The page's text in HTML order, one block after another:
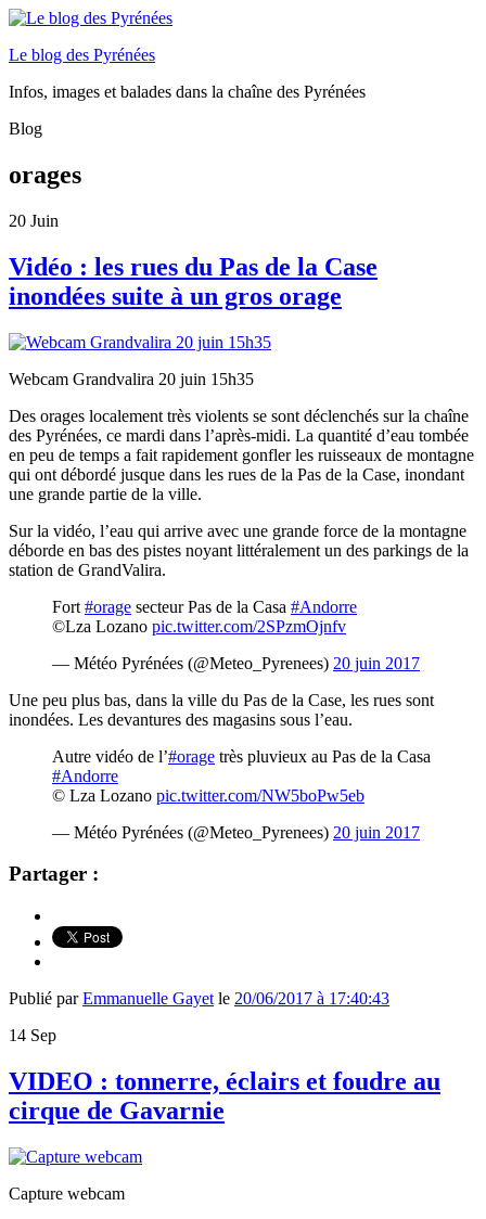
Le blog des Pyrénées
Infos, images et balades dans la chaîne des Pyrénées
Blog
orages
20 Juin
Vidéo : les rues du Pas de la Case
inondées suite à un gros orage
Webcam Grandvalira 20 juin 15h35
Des orages localement très violents se sont déclenchés sur la chaîne
des Pyrénées, ce mardi dans l’après-midi. La quantité d’eau tombée
en peu de temps a fait rapidement gonfler les ruisseaux de montagne
qui ont débordé jusque dans les rues de la Pas de la Case, inondant
une grande partie de la ville.
Sur la vidéo, l’eau qui arrive avec une grande force de la montagne
déborde en bas des pistes noyant littéralement un des parkings de la
station de GrandValira.
Fort #orage secteur Pas de la Casa #Andorre
©Lza Lozano pic.twitter.com/2SPzmOjnfv
— Météo Pyrénées (@Meteo_Pyrenees) 20 juin 2017
Une peu plus bas, dans la ville du Pas de la Case, les rues sont
inondées. Les devantures des magasins sous l’eau.
Autre vidéo de l’#orage très pluvieux au Pas de la Casa
#Andorre
© Lza Lozano pic.twitter.com/NW5boPw5eb
— Météo Pyrénées (@Meteo_Pyrenees) 20 juin 2017
Partager :
Publié parEmmanuelle Gayet le 20/06/2017 à 17:40:43
14 Sep
VIDEO : tonnerre, éclairs et foudre au
cirque de Gavarnie
Capture webcam